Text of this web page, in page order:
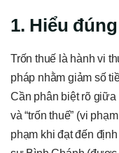
1. Hiểu
Trốn thuế là hành vi
pháp nhằm giảm số
Cần phân biệt rõ giữa
và “trốn thuế” (vi
phạm khi đạt đến